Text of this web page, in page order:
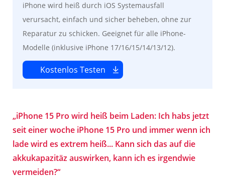
iPhone wird heiß durch iOS Systemausfall
verursacht, einfach und sicher beheben, ohne zur
Reparatur zu schicken. Geeignet für alle iPhone-
Modelle (inklusive iPhone 17/16/15/14/13/12).
Kostenlos Testen
„iPhone 15 Pro wird heiß beim Laden: Ich habs jetzt
seit einer woche iPhone 15 Pro und immer wenn ich
lade wird es extrem heiß... Kann sich das auf die
akkukapazitäz auswirken, kann ich es irgendwie
vermeiden?“